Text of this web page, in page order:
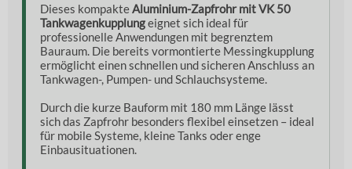
Dieses kompakte Aluminium-Zapfrohr mit VK 50
Tankwagenkupplungeignet sich ideal für
professionelle Anwendungen mit begrenztem
Bauraum. Die bereits vormontierte Messingkupplung
ermöglicht einen schnellen und sicheren Anschluss an
Tankwagen-, Pumpen- und Schlauchsysteme.
Durch die kurze Bauform mit 180 mm Länge lässt
sich das Zapfrohr besonders flexibel einsetzen – ideal
für mobile Systeme, kleine Tanks oder enge
Einbausituationen.